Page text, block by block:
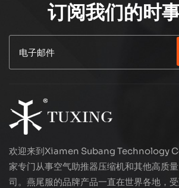
订阅我们的时
欢迎来到Xiamen Subang Technology
家专门从事空气助推器压缩机和其他高质
司。燕尾服的品牌产品一直在世界各地，